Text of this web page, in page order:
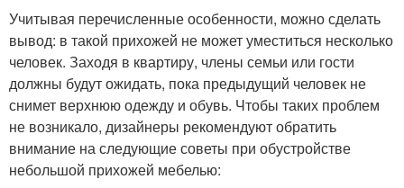
Учитывая перечисленные особенности, можно сделать
вывод: в такой прихожей не может уместиться несколько
человек. Заходя в квартиру, члены семьи или гости
должны будут ожидать, пока предыдущий человек не
снимет верхнюю одежду и обувь. Чтобы таких проблем
не возникало, дизайнеры рекомендуют обратить
внимание на следующие советы при обустройстве
небольшой прихожей мебелью: